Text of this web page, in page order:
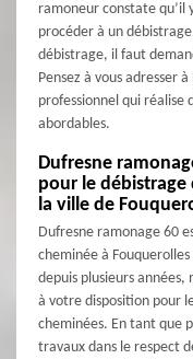
ramoneur constate qu’il
procéder à un
débistrage, il faut
Pensez à vous adresser
professionnel qui réalise
abordables.
Dufresne
pour le
la ville de
Dufresne ramonage 60
cheminée à
depuis plusieurs
à votre disposition pour
cheminées. En tant que
travaux dans le respect